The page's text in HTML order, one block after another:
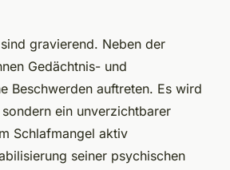
gravierend. Neben der
Gedächtnis- und
Beschwerden auftreten. Es wird
ein unverzichtbarer
Schlafmangel aktiv
seiner psychischen